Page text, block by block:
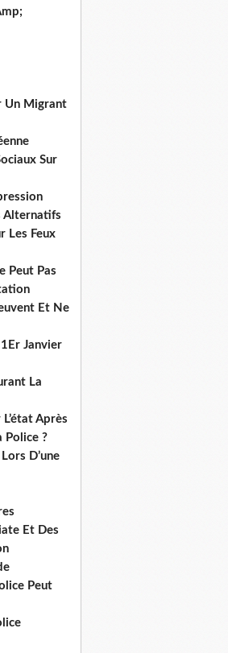
Un Migrant
Sur
Alternatifs
Les Feux
Peut Pas
Et Ne
Janvier
La
Après
Police ?
D’une
Et Des
Peut